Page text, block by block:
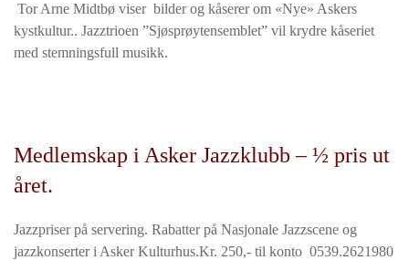
Tor Arne Midtbø viser bilder og kåserer om «Nye» Askers
kystkultur.. Jazztrioen ”Sjøsprøytensemblet” vil krydre kåseriet
med stemningsfull musikk.
Medlemskap i Asker Jazzklubb – ½ pris ut
året.
Jazzpriser på servering. Rabatter på Nasjonale Jazzscene og
jazzkonserter i Asker Kulturhus.Kr. 250,- til konto 0539.2621980